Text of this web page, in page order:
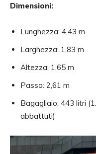
Dimensioni:
Lunghezza: 4,43 m
Larghezza: 1,83 m
Altezza: 1,65 m
Passo: 2,61 m
Bagagliaio: 443 litri
abbattuti)